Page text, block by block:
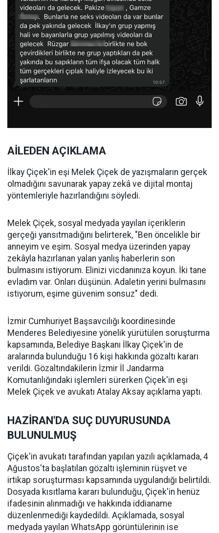
AİLEDEN AÇIKLAMA
İlkay Çiçek'in eşi Melek Çiçek de yazışmaların gerçek
olmadığını savunarak yapay zekâ ve dijital montaj
yöntemleriyle hazırlandığını söyledi.
Melek Çiçek, sosyal medyada yayılan içeriklerin
gerçeği yansıtmadığını belirterek, "Ben öncelikle bir
anneyim ve eşim. Sosyal medya üzerinden yapay
zekâyla hazırlanan yalan yanlış haberlerin son
bulmasını istiyorum. Elinizi vicdanınıza koyun. İki tane
evladım var. Onları düşünün. Adaletin yerini bulmasını
istiyorum, eşime güvenim sonsuz" dedi.
İzmir Cumhuriyet Başsavcılığı koordinesinde
Menderes Belediyesine yönelik yürütülen soruşturma
kapsamında, Belediye Başkanı İlkay Çiçek'in de
aralarında bulunduğu 16 kişi hakkında gözaltı kararı
verildi. Gözaltındakilerin İzmir İl Jandarma
Komutanlığındaki işlemleri sürerken Çiçek'in eşi
Melek Çiçek ve avukatı Atalay Aksay açıklama yaptı.
HAZİRAN'DA SUÇ DUYURUSUNDA
BULUNULMUŞ
Çiçek'in avukatı tarafından yapılan yazılı açıklamada, 4
Ağustos'ta başlatılan gözaltı işleminin rüşvet ve
irtikap soruşturması kapsamında uygulandığı belirtildi.
Dosyada kısıtlama kararı bulunduğu, Çiçek'in henüz
ifadesinin alınmadığı ve hakkında iddianame
düzenlenmediği kaydedildi. Açıklamada, sosyal
medyada yayılan WhatsApp görüntülerinin ise